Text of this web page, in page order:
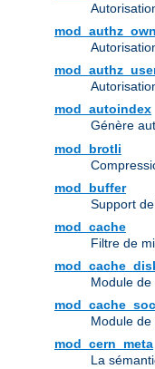
mod_autoindex
Génère
mod_brotli
mod_buffer
Support
mod_cache
Filtre de
Module de
Module
mod_cern_meta
La